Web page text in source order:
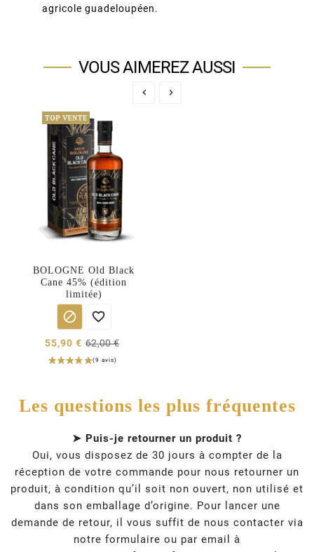
agricole guadeloupéen.
VOUS AIMEREZ AUSSI
 
BOLOGNE Old Black
Cane 45% (édition
limitée)
 
55,90 € 62,00 €
Les questions les plus fréquentes
➤ Puis-je retourner un produit ?
Oui, vous disposez de 30 jours à compter de la
réception de votre commande pour nous retourner un
produit, à condition qu’il soit non ouvert, non utilisé et
dans son emballage d’origine. Pour lancer une
demande de retour, il vous suffit de nous contacter via
notre formulaire ou par email à